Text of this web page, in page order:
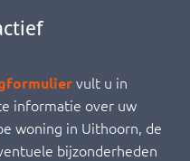
vult u in
informatie over uw
woning in Uithoorn, de
bijzonderheden